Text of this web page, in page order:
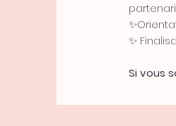
✨
Si vous